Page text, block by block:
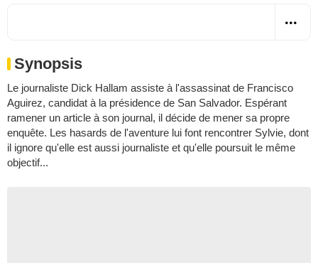
Synopsis
Le journaliste Dick Hallam assiste à l'assassinat de Francisco
Aguirez, candidat à la présidence de San Salvador. Espérant
ramener un article à son journal, il décide de mener sa propre
enquête. Les hasards de l'aventure lui font rencontrer Sylvie, dont
il ignore qu'elle est aussi journaliste et qu'elle poursuit le même
objectif...